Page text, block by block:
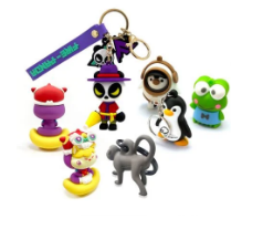
osoittautuu...